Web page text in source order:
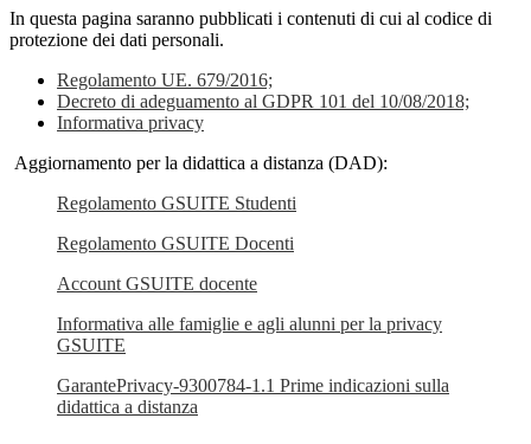
In questa pagina saranno pubblicati i contenuti di cui al codice di
protezione dei dati personali.
Regolamento UE. 679/2016;
Decreto di adeguamento al GDPR 101 del 10/08/2018;
Informativa privacy
Aggiornamento per la didattica a distanza (DAD):
Regolamento GSUITE Studenti
Regolamento GSUITE Docenti
Account GSUITE docente
Informativa alle famiglie e agli alunni per la privacy
GSUITE
GarantePrivacy-9300784-1.1 Prime indicazioni sulla
didattica a distanza